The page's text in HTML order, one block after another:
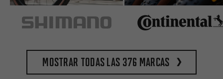
Mostrar todas las 376 marcas